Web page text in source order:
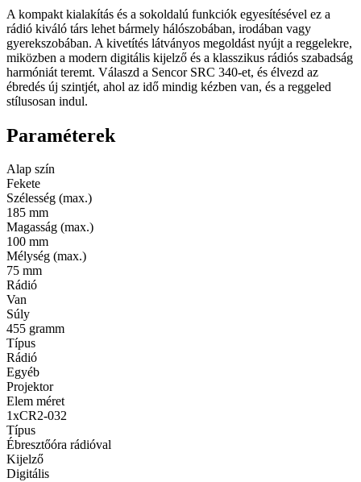
A kompakt kialakítás és a sokoldalú funkciók egyesítésével ez a
rádió kiváló társ lehet bármely hálószobában, irodában vagy
gyerekszobában. A kivetítés látványos megoldást nyújt a reggelekre,
miközben a modern digitális kijelző és a klasszikus rádiós szabadság
harmóniát teremt. Válaszd a Sencor SRC 340-et, és élvezd az
ébredés új szintjét, ahol az idő mindig kézben van, és a reggeled
stílusosan indul.
Paraméterek
Alap szín
Fekete
Szélesség (max.)
185 mm
Magasság (max.)
100 mm
Mélység (max.)
75 mm
Rádió
Van
Súly
455 gramm
Típus
Rádió
Egyéb
Projektor
Elem méret
1xCR2-032
Típus
Ébresztőóra rádióval
Kijelző
Digitális